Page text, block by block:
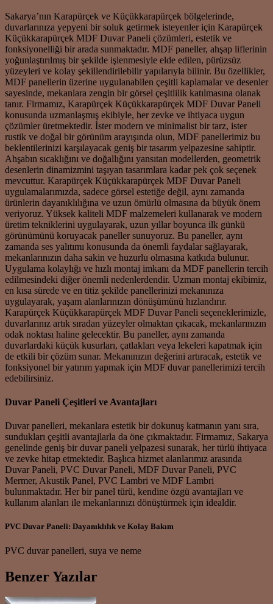
Sakarya’nın Karapürçek ve Küçükkarapürçek bölgelerinde,
duvarlarınıza yepyeni bir soluk getirmek isteyenler için Karapürçek
Küçükkarapürçek MDF Duvar Paneli çözümleri, estetik ve
fonksiyonelliği bir arada sunmaktadır. MDF paneller, ahşap liflerinin
yoğunlaştırılmış bir şekilde işlenmesiyle elde edilen, pürüzsüz
yüzeyleri ve kolay şekillendirilebilir yapılarıyla bilinir. Bu özellikler,
MDF panellerin üzerine uygulanabilen çeşitli kaplamalar ve desenler
sayesinde, mekanlara zengin bir görsel çeşitlilik katılmasına olanak
tanır. Firmamız, Karapürçek Küçükkarapürçek MDF Duvar Paneli
konusunda uzmanlaşmış ekibiyle, her zevke ve ihtiyaca uygun
çözümler üretmektedir. İster modern ve minimalist bir tarz, ister
rustik ve doğal bir görünüm arayışında olun, MDF panellerimiz bu
beklentilerinizi karşılayacak geniş bir tasarım yelpazesine sahiptir.
Ahşabın sıcaklığını ve doğallığını yansıtan modellerden, geometrik
desenlerin dinamizmini taşıyan tasarımlara kadar pek çok seçenek
mevcuttur. Karapürçek Küçükkarapürçek MDF Duvar Paneli
uygulamalarımızda, sadece görsel estetiğe değil, aynı zamanda
ürünlerin dayanıklılığına ve uzun ömürlü olmasına da büyük önem
veriyoruz. Yüksek kaliteli MDF malzemeleri kullanarak ve modern
üretim tekniklerini uygulayarak, uzun yıllar boyunca ilk günkü
görünümünü koruyacak paneller sunuyoruz. Bu paneller, aynı
zamanda ses yalıtımı konusunda da önemli faydalar sağlayarak,
mekanlarınızın daha sakin ve huzurlu olmasına katkıda bulunur.
Uygulama kolaylığı ve hızlı montaj imkanı da MDF panellerin tercih
edilmesindeki diğer önemli nedenlerdendir. Uzman montaj ekibimiz,
en kısa sürede ve en titiz şekilde panellerinizi mekanınıza
uygulayarak, yaşam alanlarınızın dönüşümünü hızlandırır.
Karapürçek Küçükkarapürçek MDF Duvar Paneli seçeneklerimizle,
duvarlarınız artık sıradan yüzeyler olmaktan çıkacak, mekanlarınızın
odak noktası haline gelecektir. Bu paneller, aynı zamanda
duvarlardaki küçük kusurları, çatlakları veya lekeleri kapatmak için
de etkili bir çözüm sunar. Mekanınızın değerini artıracak, estetik ve
fonksiyonel bir yatırım yapmak için MDF duvar panellerimizi tercih
edebilirsiniz.
Duvar Paneli Çeşitleri ve Avantajları
Duvar panelleri, mekanlara estetik bir dokunuş katmanın yanı sıra,
sundukları çeşitli avantajlarla da öne çıkmaktadır. Firmamız, Sakarya
genelinde geniş bir duvar paneli yelpazesi sunarak, her türlü ihtiyaca
ve zevke hitap etmektedir. Başlıca hizmet alanlarımız arasında
Duvar Paneli, PVC Duvar Paneli, MDF Duvar Paneli, PVC
Mermer, Akustik Panel, PVC Lambri ve MDF Lambri
bulunmaktadır. Her bir panel türü, kendine özgü avantajları ve
kullanım alanları ile mekanlarınızı dönüştürmek için idealdir.
PVC Duvar Paneli: Dayanıklılık ve Kolay Bakım
PVC duvar panelleri, suya ve neme
Benzer Yazılar